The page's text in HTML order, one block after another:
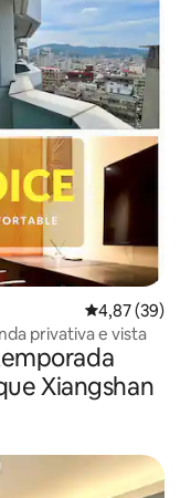
4,87 de uma
4,87 (39)
privativa e vista
Xiangshan